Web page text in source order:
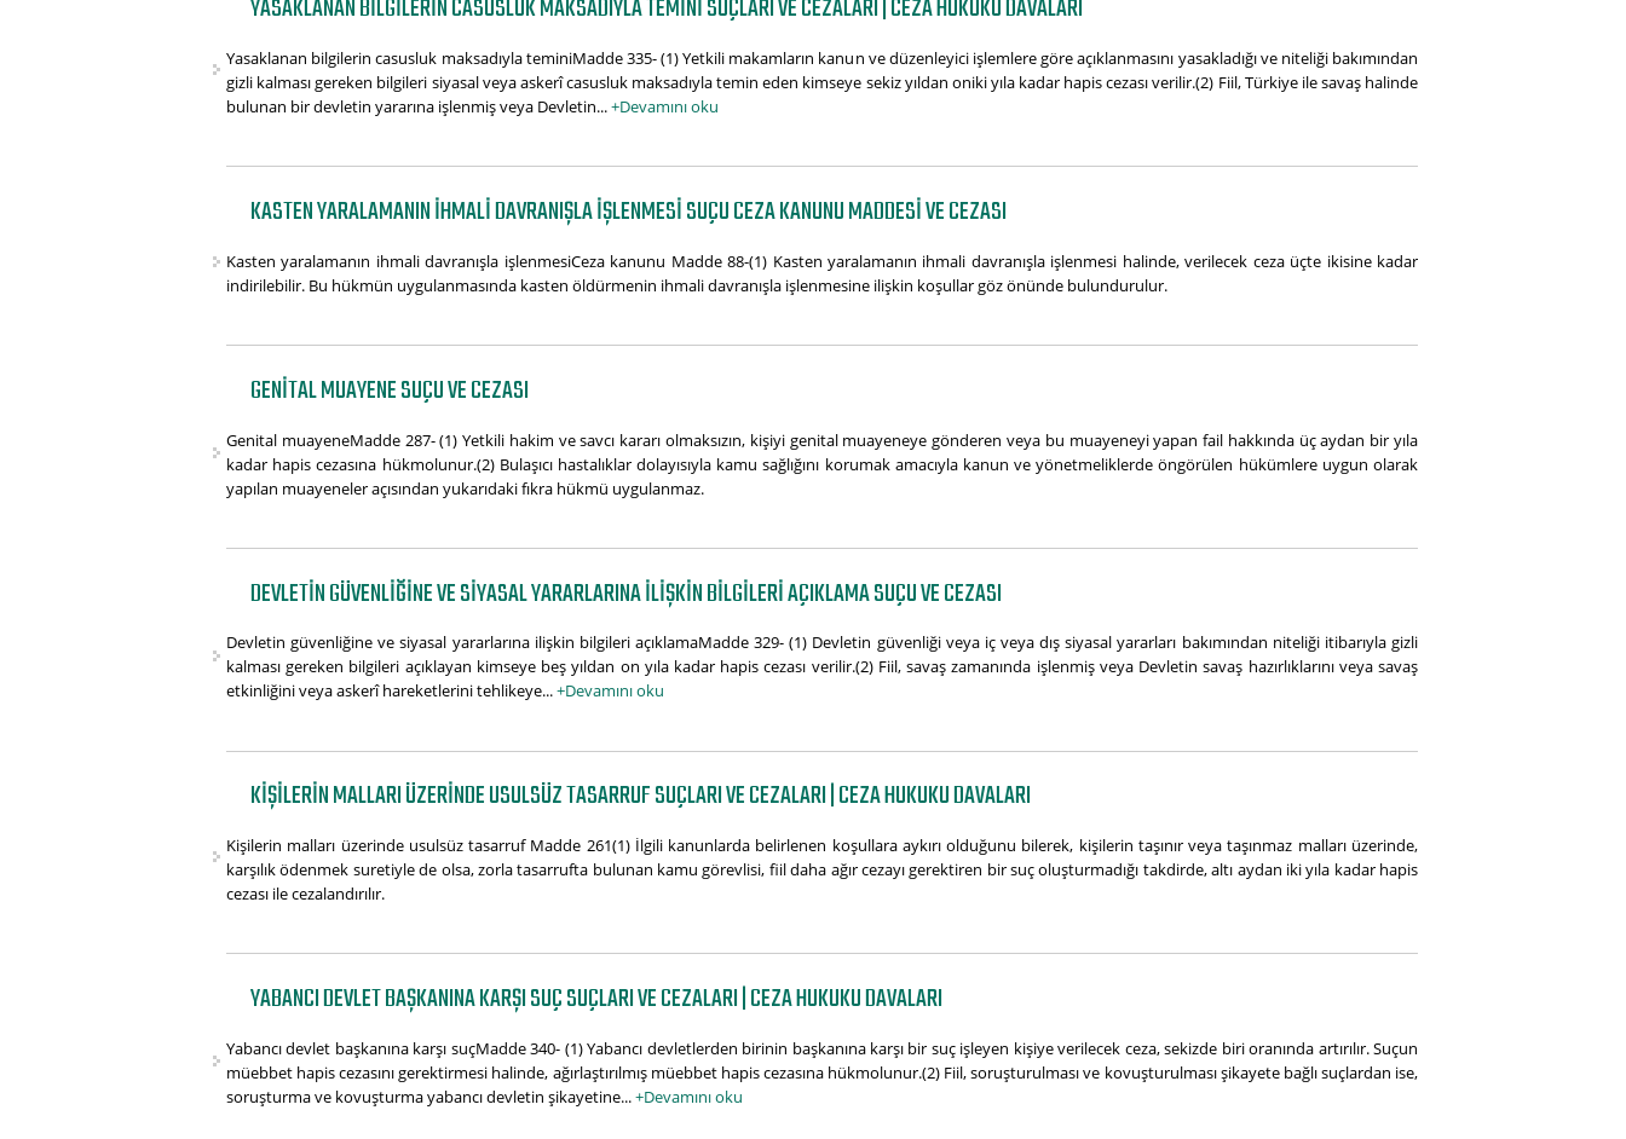
YASAKLANAN BILGILERIN CASUSLUK MAKSADIYLA TEMINI SUÇLARI VE CEZALARI | CEZA HUKUKU DAVALARI
Yasaklanan bilgilerin casusluk maksadıyla teminiMadde 335- (1) Yetkili makamların kanun ve düzenleyici işlemlere göre açıklanmasını yasakladığı ve niteliği bakımından
gizli kalması gereken bilgileri siyasal veya askerî casusluk maksadıyla temin eden kimseye sekiz yıldan oniki yıla kadar hapis cezası verilir.(2) Fiil, Türkiye ile savaş halinde
bulunan bir devletin yararına işlenmiş veya Devletin...+Devamını oku
KASTEN YARALAMANIN IHMALI DAVRANIŞLA IŞLENMESI SUÇU CEZA KANUNU MADDESI VE CEZASI
Kasten yaralamanın ihmali davranışla işlenmesiCeza kanunu Madde 88-(1) Kasten yaralamanın ihmali davranışla işlenmesi halinde, verilecek ceza üçte ikisine kadar
indirilebilir. Bu hükmün uygulanmasında kasten öldürmenin ihmali davranışla işlenmesine ilişkin koşullar göz önünde bulundurulur.
GENITAL MUAYENE SUÇU VE CEZASI
Genital muayeneMadde 287- (1) Yetkili hakim ve savcı kararı olmaksızın, kişiyi genital muayeneye gönderen veya bu muayeneyi yapan fail hakkında üç aydan bir yıla
kadar hapis cezasına hükmolunur.(2) Bulaşıcı hastalıklar dolayısıyla kamu sağlığını korumak amacıyla kanun ve yönetmeliklerde öngörülen hükümlere uygun olarak
yapılan muayeneler açısından yukarıdaki fıkra hükmü uygulanmaz.
DEVLETIN GÜVENLIĞINE VE SIYASAL YARARLARINA ILIŞKIN BILGILERI AÇIKLAMA SUÇU VE CEZASI
Devletin güvenliğine ve siyasal yararlarına ilişkin bilgileri açıklamaMadde 329- (1) Devletin güvenliği veya iç veya dış siyasal yararları bakımından niteliği itibarıyla gizli
kalması gereken bilgileri açıklayan kimseye beş yıldan on yıla kadar hapis cezası verilir.(2) Fiil, savaş zamanında işlenmiş veya Devletin savaş hazırlıklarını veya savaş
etkinliğini veya askerî hareketlerini tehlikeye...+Devamını oku
KIŞILERIN MALLARI ÜZERINDE USULSÜZ TASARRUF SUÇLARI VE CEZALARI | CEZA HUKUKU DAVALARI
Kişilerin malları üzerinde usulsüz tasarruf Madde 261(1) İlgili kanunlarda belirlenen koşullara aykırı olduğunu bilerek, kişilerin taşınır veya taşınmaz malları üzerinde,
karşılık ödenmek suretiyle de olsa, zorla tasarrufta bulunan kamu görevlisi, fiil daha ağır cezayı gerektiren bir suç oluşturmadığı takdirde, altı aydan iki yıla kadar hapis
cezası ile cezalandırılır.
YABANCI DEVLET BAŞKANINA KARŞI SUÇ SUÇLARI VE CEZALARI | CEZA HUKUKU DAVALARI
Yabancı devlet başkanına karşı suçMadde 340- (1) Yabancı devletlerden birinin başkanına karşı bir suç işleyen kişiye verilecek ceza, sekizde biri oranında artırılır. Suçun
müebbet hapis cezasını gerektirmesi halinde, ağırlaştırılmış müebbet hapis cezasına hükmolunur.(2) Fiil, soruşturulması ve kovuşturulması şikayete bağlı suçlardan ise,
soruşturma ve kovuşturma yabancı devletin şikayetine...+Devamını oku